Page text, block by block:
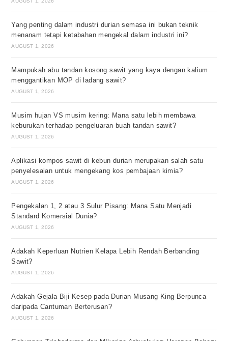
Yang penting dalam industri durian semasa ini bukan teknik
menanam tetapi ketabahan mengekal dalam industri ini?
AUGUST 1, 2026
Mampukah abu tandan kosong sawit yang kaya dengan kalium
menggantikan MOP di ladang sawit?
AUGUST 1, 2026
Musim hujan VS musim kering: Mana satu lebih membawa
keburukan terhadap pengeluaran buah tandan sawit?
AUGUST 1, 2026
Aplikasi kompos sawit di kebun durian merupakan salah satu
penyelesaian untuk mengekang kos pembajaan kimia?
AUGUST 1, 2026
Pengekalan 1, 2 atau 3 Sulur Pisang: Mana Satu Menjadi
Standard Komersial Dunia?
AUGUST 1, 2026
Adakah Keperluan Nutrien Kelapa Lebih Rendah Berbanding
Sawit?
AUGUST 1, 2026
Adakah Gejala Biji Kesep pada Durian Musang King Berpunca
daripada Cantuman Berterusan?
AUGUST 1, 2026